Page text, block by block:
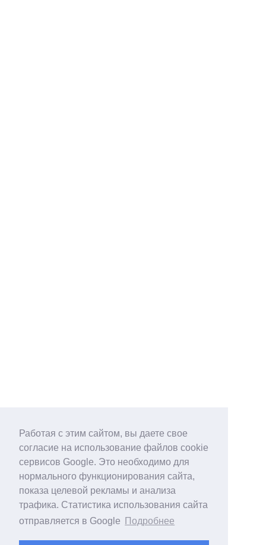
Работая с этим сайтом, вы даете свое
согласие на использование файлов cookie
сервисов Google. Это необходимо для
нормального функционирования сайта,
показа целевой рекламы и анализа
трафика. Статистика использования сайта
отправляется в Google
Подробнее